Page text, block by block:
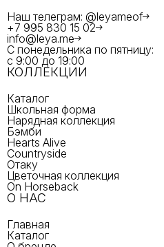
Наш телеграм: @leyameof
+7 995 830 15 02
info@leya.me
С понедельника по пятницу:
с 9:00 до 19:00
КОЛЛЕКЦИИ
Каталог
Школьная форма
Нарядная коллекция
Бэмби
Hearts Alive
Countryside
Отаку
Цветочная коллекция
On Horseback
О НАС
Главная
Каталог